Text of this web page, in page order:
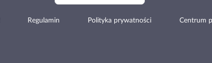
Regulamin Polityka prywatności Centrum